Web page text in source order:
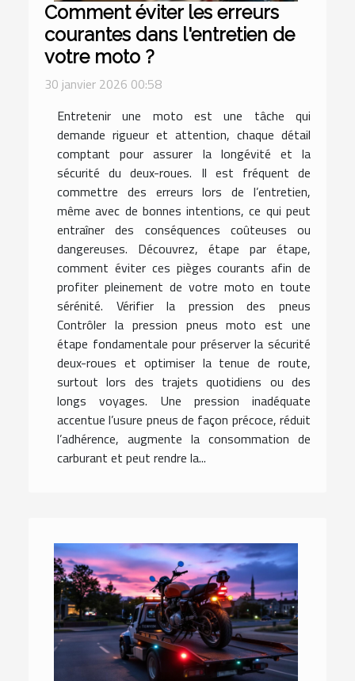
Comment éviter les erreurs
courantes dans l'entretien de
votre moto ?
30 janvier 2026 00:58
Entretenir une moto est une tâche qui
demande rigueur et attention, chaque détail
comptant pour assurer la longévité et la
sécurité du deux-roues. Il est fréquent de
commettre des erreurs lors de l’entretien,
même avec de bonnes intentions, ce qui peut
entraîner des conséquences coûteuses ou
dangereuses. Découvrez, étape par étape,
comment éviter ces pièges courants afin de
profiter pleinement de votre moto en toute
sérénité. Vérifier la pression des pneus
Contrôler la pression pneus moto est une
étape fondamentale pour préserver la sécurité
deux-roues et optimiser la tenue de route,
surtout lors des trajets quotidiens ou des
longs voyages. Une pression inadéquate
accentue l’usure pneus de façon précoce, réduit
l’adhérence, augmente la consommation de
carburant et peut rendre la...